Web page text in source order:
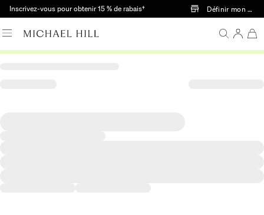
Passer au contenu principal
Inscrivez-vous pour obtenir 15 % de rabais† Définir mon